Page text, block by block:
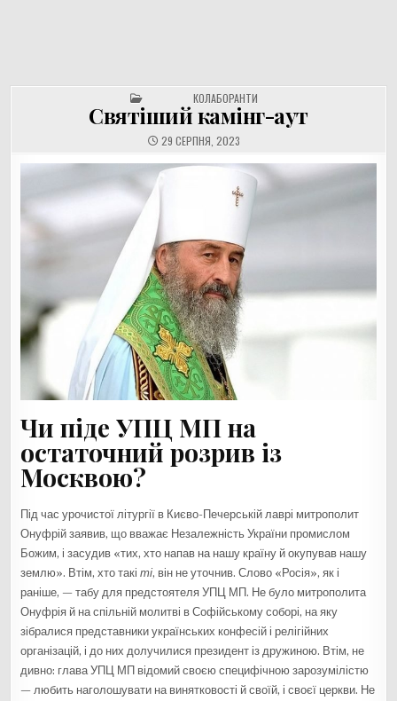
POSTED INКОЛАБОРАНТИ
Святіший камінг-аут
29 СЕРПНЯ, 2023
Чи піде УПЦ МП на
остаточний розрив із
Москвою?
Під час урочистої літургії в Києво-Печерській лаврі митрополит
Онуфрій заявив, що вважає Незалежність України промислом
Божим, і засудив «тих, хто напав на нашу країну й окупував нашу
землю». Втім, хто такіті, він не уточнив. Слово «Росія», як і
раніше, — табу для предстоятеля УПЦ МП. Не було митрополита
Онуфрія й на спільній молитві в Софійському соборі, на яку
зібралися представники українських конфесій і релігійних
організацій, і до них долучилися президент із дружиною. Втім, не
дивно: глава УПЦ МП відомий своєю специфічною зарозумілістю
— любить наголошувати на винятковості й своїй, і своєї церкви. Не